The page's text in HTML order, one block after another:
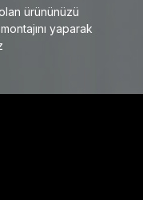
ürününüzü
yaparak